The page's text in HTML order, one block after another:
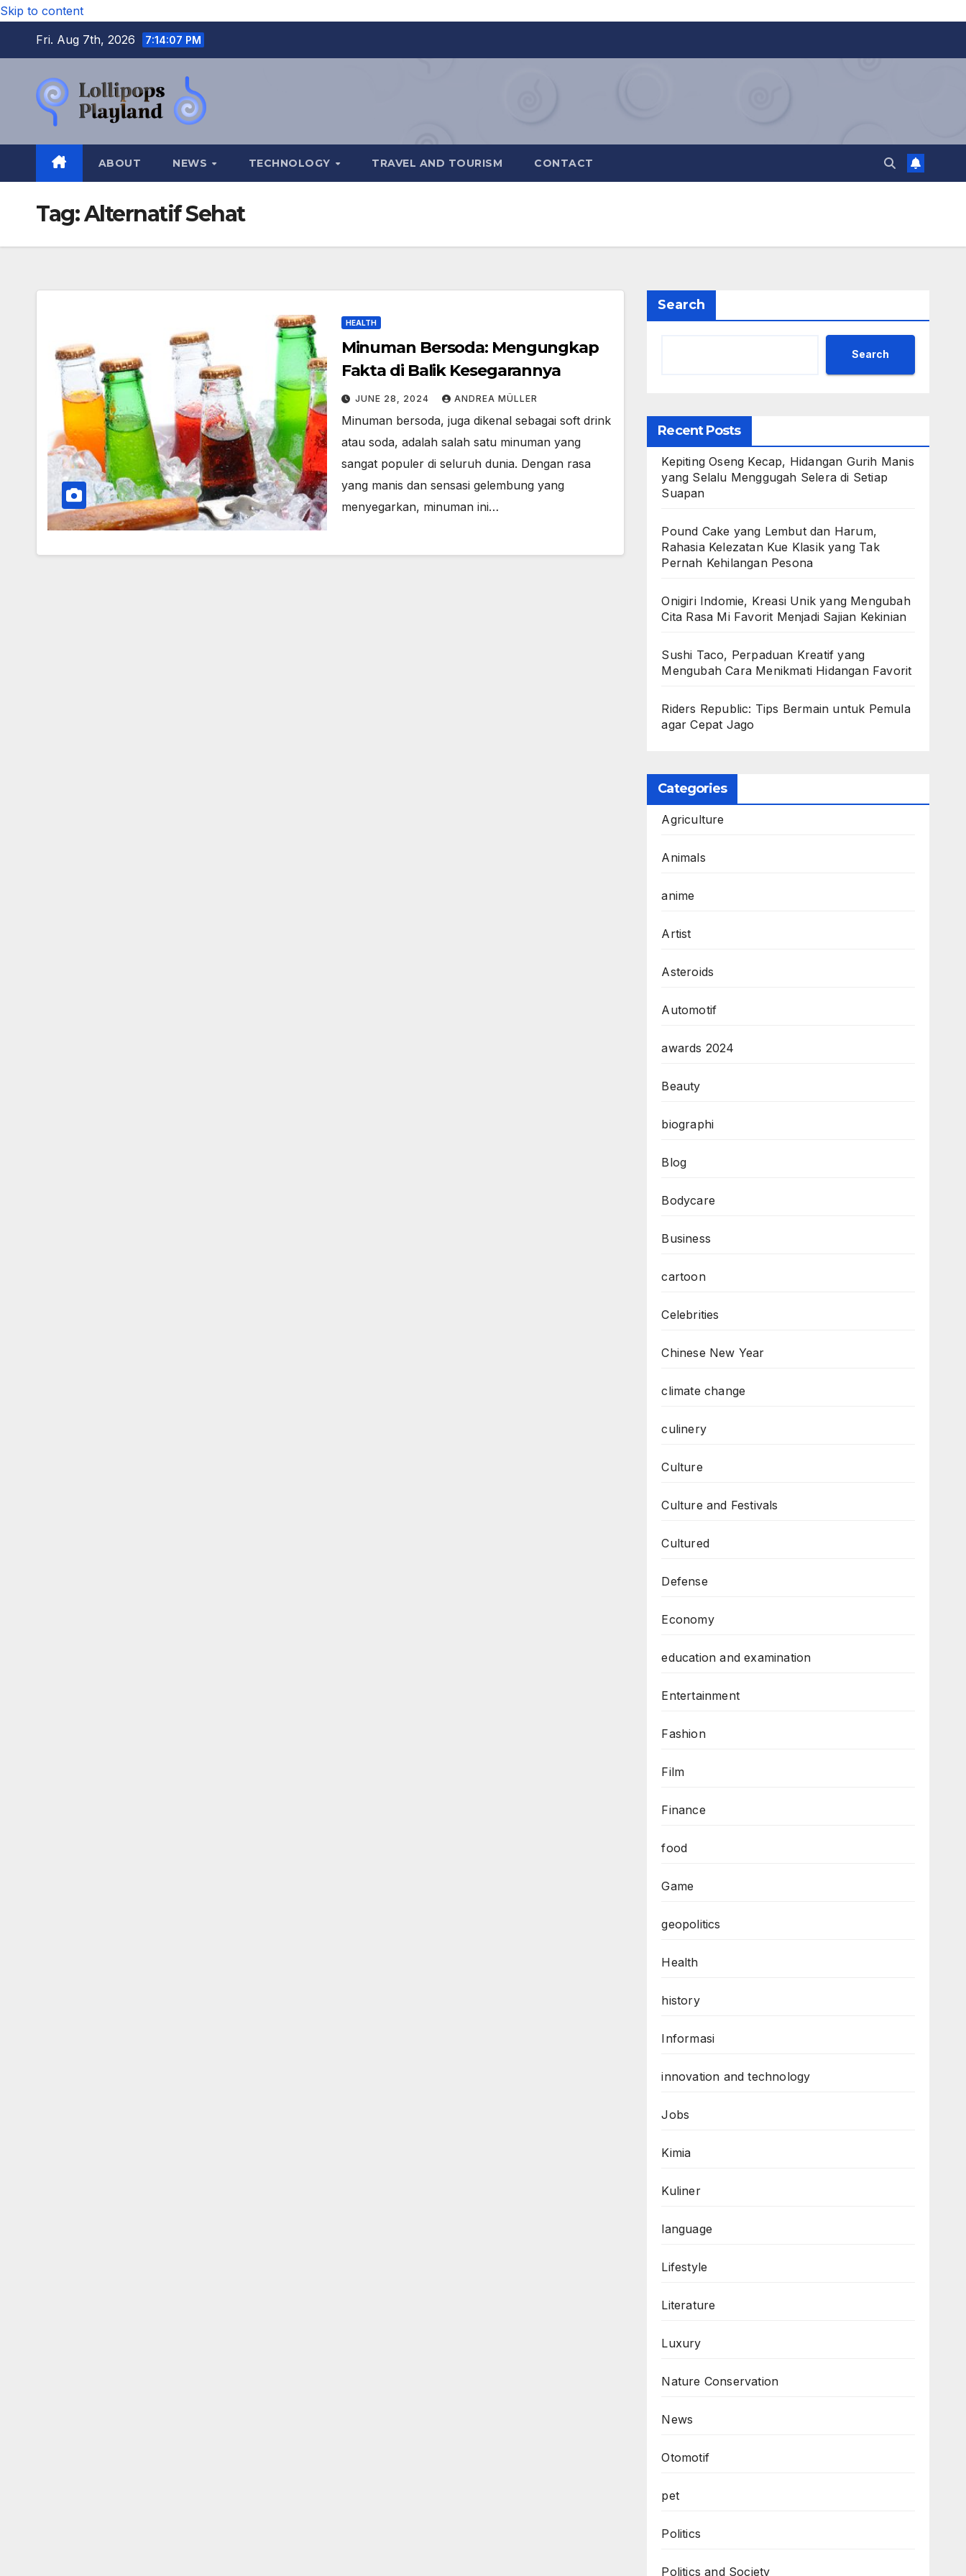
Skip to content
Fri. Aug 7th, 2026
7:14:08 PM
ABOUT NEWS TECHNOLOGY TRAVEL AND TOURISM CONTACT
Tag:Alternatif Sehat
HEALTH
Minuman Bersoda: Mengungkap
Fakta di Balik Kesegarannya
JUNE 28, 2024 ANDREA MÜLLER
Minuman bersoda, juga dikenal sebagai soft drink
atau soda, adalah salah satu minuman yang
sangat populer di seluruh dunia. Dengan rasa
yang manis dan sensasi gelembung yang
menyegarkan, minuman ini…
Search
Search
Recent Posts
Kepiting Oseng Kecap, Hidangan Gurih Manis
yang Selalu Menggugah Selera di Setiap
Suapan
Pound Cake yang Lembut dan Harum,
Rahasia Kelezatan Kue Klasik yang Tak
Pernah Kehilangan Pesona
Onigiri Indomie, Kreasi Unik yang Mengubah
Cita Rasa Mi Favorit Menjadi Sajian Kekinian
Sushi Taco, Perpaduan Kreatif yang
Mengubah Cara Menikmati Hidangan Favorit
Riders Republic: Tips Bermain untuk Pemula
agar Cepat Jago
Categories
Agriculture
Animals
anime
Artist
Asteroids
Automotif
awards 2024
Beauty
biographi
Blog
Bodycare
Business
cartoon
Celebrities
Chinese New Year
climate change
culinery
Culture
Culture and Festivals
Cultured
Defense
Economy
education and examination
Entertainment
Fashion
Film
Finance
food
Game
geopolitics
Health
history
Informasi
innovation and technology
Jobs
Kimia
Kuliner
language
Lifestyle
Literature
Luxury
Nature Conservation
News
Otomotif
pet
Politics
Politics and Society